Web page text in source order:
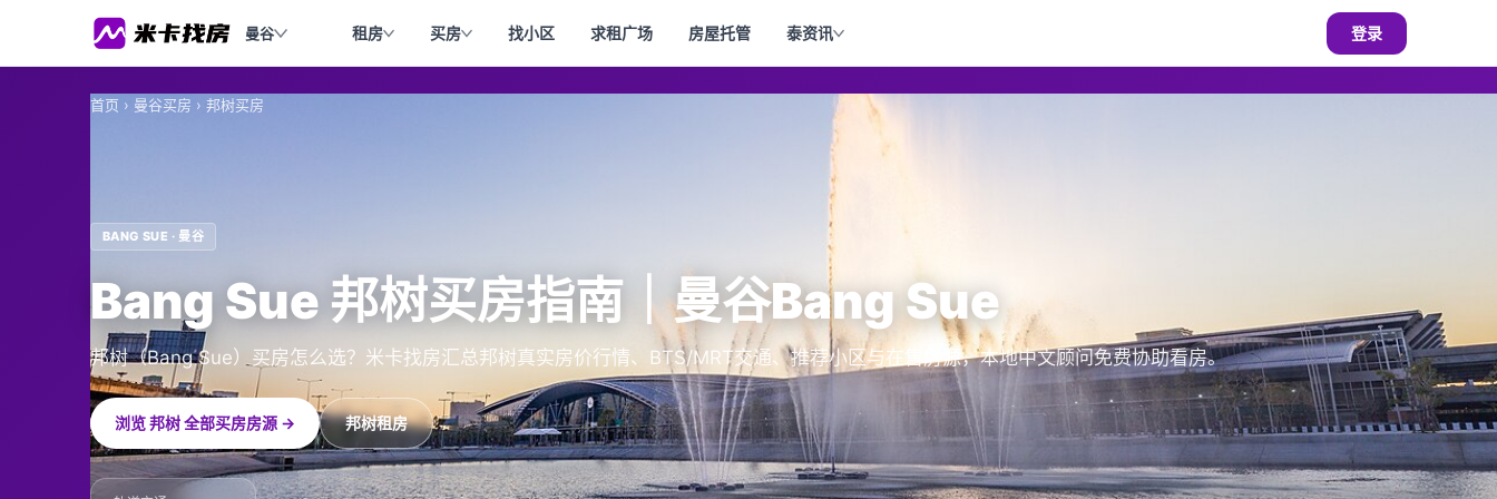
曼谷 租房 买房 找小区 求租广场 房屋托管 泰资讯 登录
首页 › 曼谷买房 › 邦树买房
BANG SUE · 曼谷
Bang Sue 邦树买房指南｜曼谷Bang Sue
邦树（Bang Sue）买房怎么选？米卡找房汇总邦树真实房价行情、BTS/MRT交通、推荐小区与在售房源，本地中文顾问免费协助看房。
浏览 邦树 全部买房房源 → 邦树租房